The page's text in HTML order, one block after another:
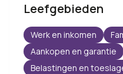
Leefgebieden
Werk en inkomen
Aankopen en garantie
Belastingen en